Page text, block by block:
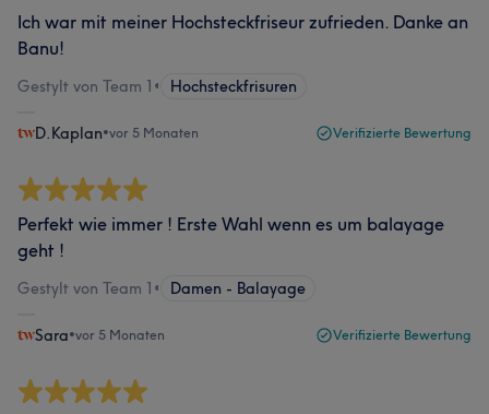
Ich war mit meiner Hochsteckfriseur zufrieden. Danke an
Banu!
Gestylt von Team 1 • Hochsteckfrisuren
D.Kaplan•vor 5 Monaten Verifizierte Bewertung
Perfekt wie immer ! Erste Wahl wenn es um balayage
geht !
Gestylt von Team 1 • Damen - Balayage
Sara•vor 5 Monaten Verifizierte Bewertung